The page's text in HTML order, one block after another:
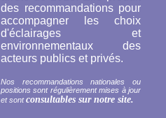
des recommandations pour
accompagner les choix
d'éclairages et
environnementaux des
acteurs publics et privés.
Nos recommandations nationales ou
positions sont régulièrement mises à jour
et sontconsultables sur notre site.